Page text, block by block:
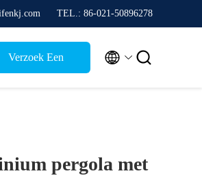
TEL.: 86-021-50896278
Verzoek Een  
pergola met